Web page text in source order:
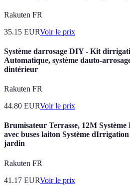
Rakuten FR
35.15 EURVoir le prix
Système darrosage DIY - Kit
Automatique, système dauto-
dintérieur
Rakuten FR
44.80 EURVoir le prix
Brumisateur Terrasse, 12M
avec buses laiton Système
jardin
Rakuten FR
41.17 EURVoir le prix